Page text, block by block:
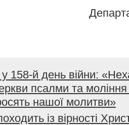
158-й день війни:
псалми та моління
нашої молитви»
із вірності